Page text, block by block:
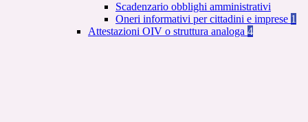
Scadenzario obblighi amministrativi
Oneri informativi per cittadini e imprese 1
Attestazioni OIV o struttura analoga 4